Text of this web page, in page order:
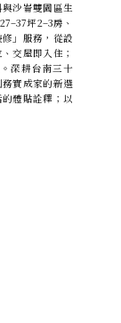
沙崙雙園區生
坪2–3房、
」服務，從設
交屋即入住；
深耕台南三十
實成家的新選
體貼詮釋；以